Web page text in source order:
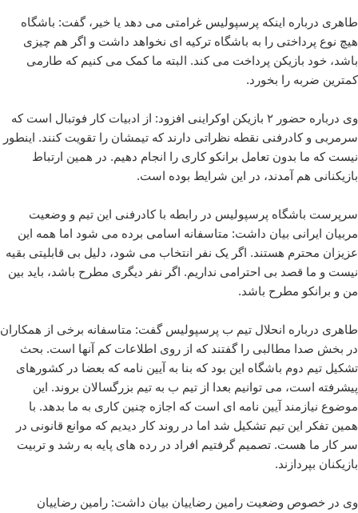
طاهری درباره اینکه پرسپولیس غرامتی می دهد یا خیر، گفت: باشگاه
هیچ نوع پرداختی را به باشگاه ترکیه ای نخواهد داشت و اگر هم چیزی
باشد، خود بازیکن پرداخت می کند. البته ما کمک می کنیم که طارمی
کمترین ضربه را بخورد.
وی درباره حضور ۲ بازیکن اوکراینی افزود: از ادبیات کار فوتبال است که
سرمربی و کادرفنی نقطه نظراتی دارند که تیمشان را تقویت کنند. اینطور
نیست که ما بدون تعامل برانکو کاری را انجام دهیم. در همین ارتباط
بازیکنانی هم آمدند، در این شرایط بوده است.
سرپرست باشگاه پرسپولیس در رابطه با کادرفنی این تیم و وضعیت
مربیان ایرانی بیان داشت: متاسفانه اسامی برده می شود اما همه این
عزیزان محترم هستند. اگر یک نفر انتخاب می شود، دلیل بی قابلیتی بقیه
نیست و ما قصد بی احترامی نداریم. اگر نفر دیگری مطرح باشد، باید بین
من و برانکو مطرح باشد.
طاهری درباره انحلال تیم ب پرسپولیس گفت: متاسفانه برخی از همکاران
در بخش صدا مطالبی را گفتند که از روی اطلاعات کم آنها است. بحث
تشکیل تیم دوم باشگاه این بود که بنا به آیین نامه که بعضا در کشورهای
پیشرفته است، می توانیم بعدا از تیم ب به تیم بزرگسالان بروند. این
موضوع نیازمند آیین نامه ای است که اجازه چنین کاری به ما بدهد. با
همین تفکر این تیم تشکیل شد اما در روند کار دیدیم که موانع قانونی در
سر کار ما هست. تصمیم گرفتیم افراد در رده های پایه به رشد و تربیت
بازیکنان بپردازند.
وی در خصوص وضعیت رامین رضاییان بیان داشت: رامین رضاییان